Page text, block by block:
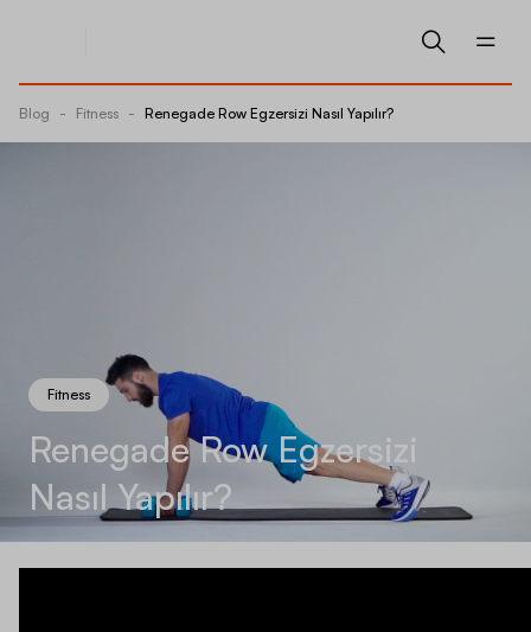
Blog - Fitness - Renegade Row Egzersizi Nasıl Yapılır?
Fitness
Renegade Row Egzersizi
Nasıl Yapılır?